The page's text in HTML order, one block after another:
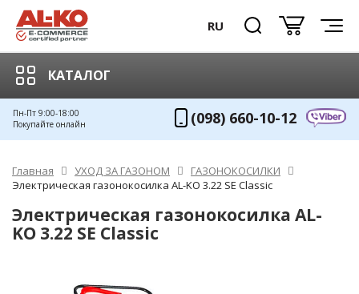
RU
КАТАЛОГ
Пн-Пт 9:00-18:00
Покупайте онлайн
(098) 660-10-12
Главная УХОД ЗА ГАЗОНОМ
ГАЗОНОКОСИЛКИ
Электрическая газонокосилка AL-KO 3.22 SE Classic
Электрическая газонокосилка AL-
KO 3.22 SE Classic